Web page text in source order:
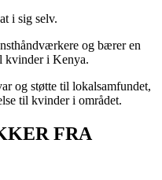
i sig selv.
og bærer en
kvinder i Kenya.
og støtte til lokalsamfundet,
til kvinder i området.
FRA